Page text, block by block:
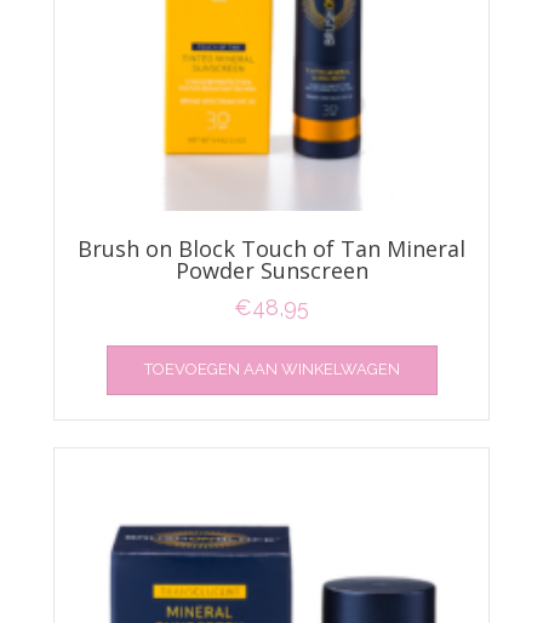
Brush on Block Touch of Tan Mineral
Powder Sunscreen
€48,95
TOEVOEGEN AAN WINKELWAGEN